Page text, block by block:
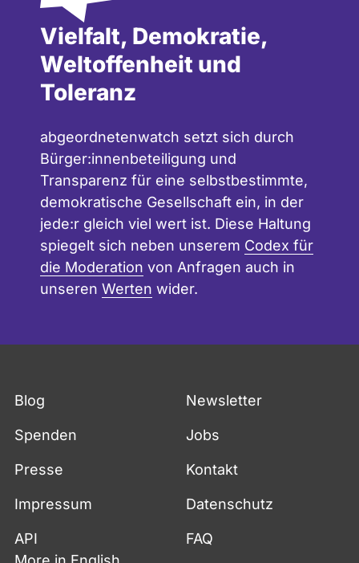
Vielfalt, Demokratie,
Weltoffenheit und
Toleranz
abgeordnetenwatch setzt sich durch
Bürger:innenbeteiligung und
Transparenz für eine selbstbestimmte,
demokratische Gesellschaft ein, in der
jede:r gleich viel wert ist. Diese Haltung
spiegelt sich neben unserem Codex für
die Moderation von Anfragen auch in
unseren Werten wider.
Fußzeile
Blog Newsletter
Spenden Jobs
Presse Kontakt
Impressum Datenschutz
API
FAQ